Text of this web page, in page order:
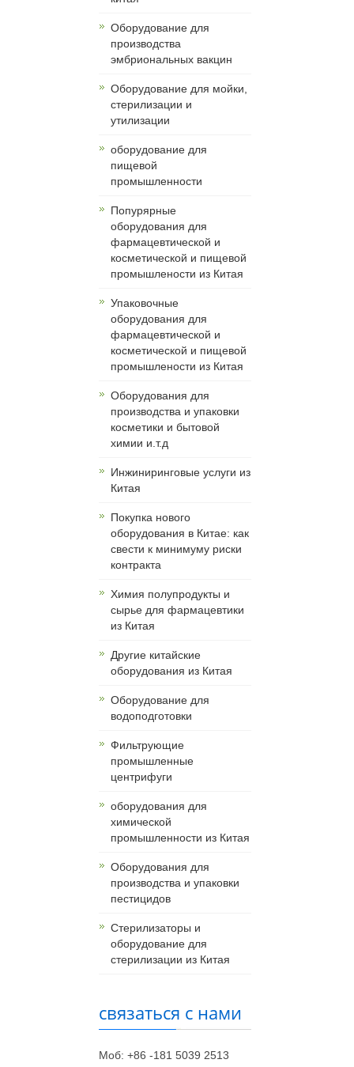
Оборудование для
производства
эмбриональных вакцин
Оборудование для мойки,
стерилизации и
утилизации
оборудование для
пищевой
промышленности
Попурярные
оборудования для
фармацевтической и
косметической и пищевой
промышлености из Китая
Упаковочные
оборудования для
фармацевтической и
косметической и пищевой
промышлености из Китая
Оборудования для
производства и упаковки
косметики и бытовой
химии и.т.д
Инжиниринговые услуги из
Китая
Покупка нового
оборудования в Китае: как
свести к минимуму риски
контракта
Химия полупродукты и
сырье для фармацевтики
из Китая
Другие китайские
оборудования из Китая
Оборудование для
водоподготовки
Фильтрующие
промышленные
центрифуги
оборудования для
химической
промышленности из Китая
Оборудования для
производства и упаковки
пестицидов
Стерилизаторы и
оборудование для
стерилизации из Китая
связаться с нами
Моб: +86 -181 5039 2513